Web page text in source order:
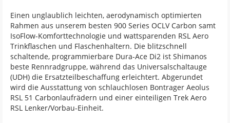
Einen unglaublich leichten, aerodynamisch optimierten
Rahmen aus unserem besten 900 Series OCLV Carbon samt
IsoFlow-Komforttechnologie und wattsparenden RSL Aero
Trinkflaschen und Flaschenhaltern. Die blitzschnell
schaltende, programmierbare Dura-Ace Di2 ist Shimanos
beste Rennradgruppe, während das Universalschaltauge
(UDH) die Ersatzteilbeschaffung erleichtert. Abgerundet
wird die Ausstattung von schlauchlosen Bontrager Aeolus
RSL 51 Carbonlaufrädern und einer einteiligen Trek Aero
RSL Lenker/Vorbau-Einheit.